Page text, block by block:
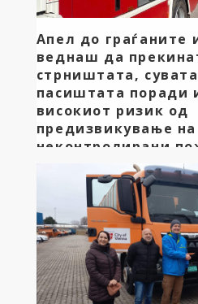
Апел до граѓаните
веднаш да
стрништата,
пасиштата поради
високиот ризик од
предизвикување на
неконтролирани
Предизвикан пожар во с.
изгореа десетици хектари.
навлезе во неколку домови
материјална штета, но
беше запрен. Голема
и нашите волонтери од
благодарение на нивната
штетата беше спречена и